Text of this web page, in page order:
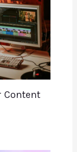
Content